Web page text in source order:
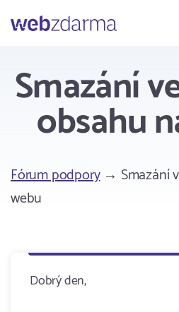
Webzdarma
Smazání
obsahu
Fórum podpory→ Smazání
webu
Dobrý den,